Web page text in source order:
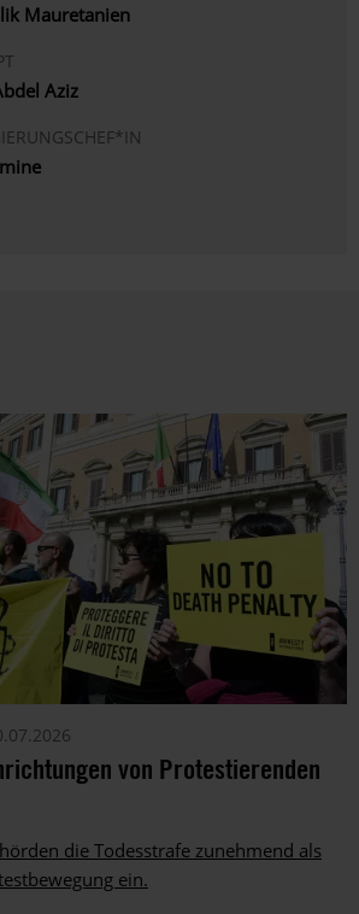
Mauretanien
Aziz
von Protestierenden
die Todesstrafe zunehmend als
ein.